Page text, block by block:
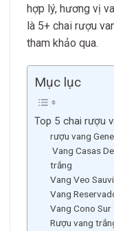
hợp lý, hương vị
là 5+ chai rượu
tham khảo qua.
Mục lục
Top 5 chai rượu
rượu vang
Vang Casas
trắng
Vang Veo
Vang
Vang Cono
Rượu vang